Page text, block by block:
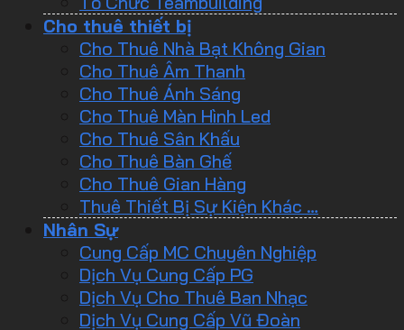
Cho thuê thiết bị
Cho Thuê Nhà Bạt Không Gian
Cho Thuê Âm Thanh
Cho Thuê Ánh Sáng
Cho Thuê Màn Hình Led
Cho Thuê Sân Khấu
Cho Thuê Bàn Ghế
Cho Thuê Gian Hàng
Thuê Thiết Bị Sự Kiện Khác …
Nhân Sự
Cung Cấp MC Chuyên Nghiệp
Dịch Vụ Cung Cấp PG
Dịch Vụ Cho Thuê Ban Nhạc
Dịch Vụ Cung Cấp Vũ Đoàn